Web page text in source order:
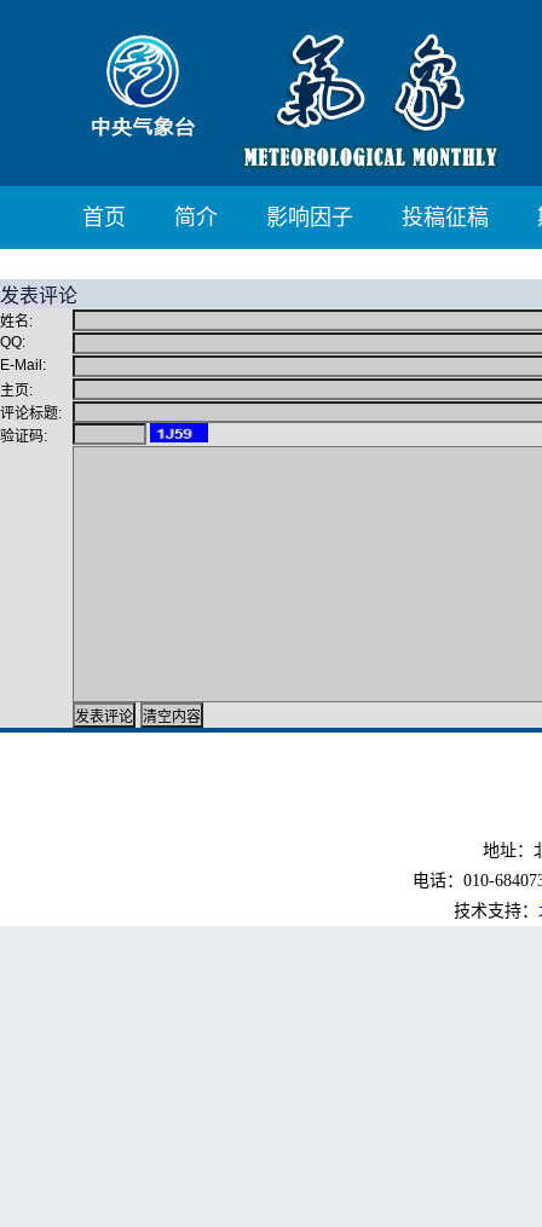
首页 简介 影响因子 投稿征稿
发表评论
姓名:
QQ:
E-Mail:
主页:
评论标题:
验证码:
地址：
电话：010-
技术支持：